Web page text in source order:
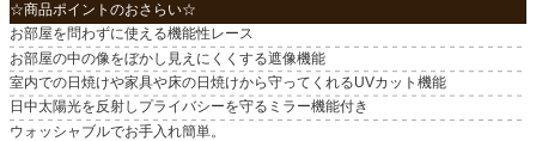
入り数
1枚（両開きの場合は２個でご注文下さい）
原産国
国産
☆商品ポイントのおさらい☆
お部屋を問わずに使える機能性レース
お部屋の中の像をぼかし見えにくくする遮像機能
室内での日焼けや家具や床の日焼けから守ってくれるUVカット機能
日中太陽光を反射しプライバシーを守るミラー機能付き
ウォッシャブルでお手入れ簡単。